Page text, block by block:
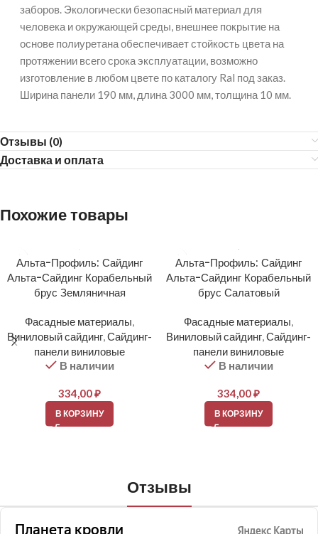
заборов. Экологически безопасный материал для
человека и окружающей среды, внешнее покрытие на
основе полиуретана обеспечивает стойкость цвета на
протяжении всего срока эксплуатации, возможно
изготовление в любом цвете по каталогу Ral под заказ.
Ширина панели 190 мм, длина 3000 мм, толщина 10 мм.
Отзывы (0)
Доставка и оплата
Похожие товары
Альта-Профиль: Сайдинг
Альта-Сайдинг Корабельный
брус Земляничная
Фасадные материалы,
Виниловый сайдинг,Сайдинг-
панели виниловые
В наличии
334,00₽
В КОРЗИНУ
Альта-Профиль: Сайдинг
Альта-Сайдинг Корабельный
брус Салатовый
Фасадные материалы,
Виниловый сайдинг,Сайдинг-
панели виниловые
В наличии
334,00₽
В КОРЗИНУ
Отзывы